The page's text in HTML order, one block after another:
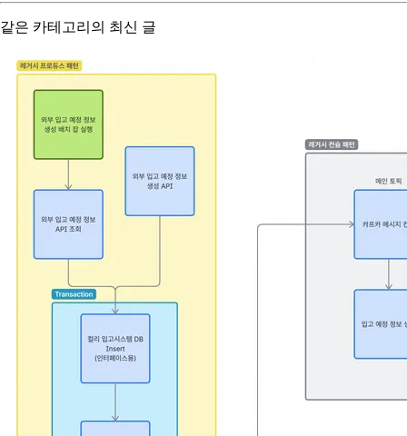
같은 카테고리의 최신 글